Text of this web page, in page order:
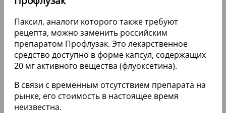
Паксил, аналоги которого также требуют
рецепта, можно заменить российским
препаратом Профлузак. Это лекарственное
средство доступно в форме капсул, содержащих
20 мг активного вещества (флуоксетина).
В связи с временным отсутствием препарата на
рынке, его стоимость в настоящее время
неизвестна.